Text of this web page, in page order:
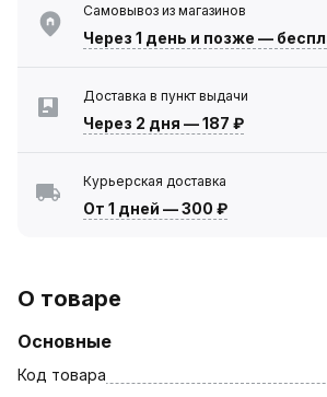
Самовывоз из магазинов
Через 1 день и позже —
Доставка в пункт выдачи
Через 2 дня —187 ₽
Курьерская доставка
От 1 дней —300 ₽
О товаре
Основные
Код товара